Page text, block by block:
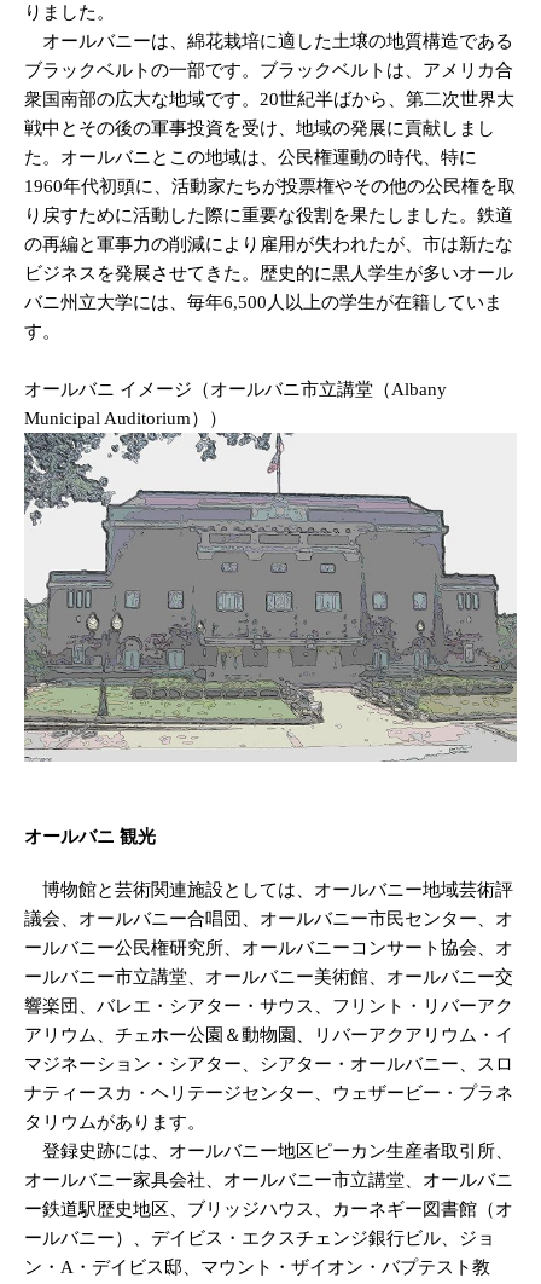
りました。
オールバニーは、綿花栽培に適した土壌の地質構造である
ブラックベルトの一部です。ブラックベルトは、アメリカ合
衆国南部の広大な地域です。20世紀半ばから、第二次世界大
戦中とその後の軍事投資を受け、地域の発展に貢献しまし
た。オールバニとこの地域は、公民権運動の時代、特に
1960年代初頭に、活動家たちが投票権やその他の公民権を取
り戻すために活動した際に重要な役割を果たしました。鉄道
の再編と軍事力の削減により雇用が失われたが、市は新たな
ビジネスを発展させてきた。歴史的に黒人学生が多いオール
バニ州立大学には、毎年6,500人以上の学生が在籍していま
す。
オールバニ イメージ（オールバニ市立講堂（Albany
Municipal Auditorium））
オールバニ 観光
博物館と芸術関連施設としては、オールバニー地域芸術評
議会、オールバニー合唱団、オールバニー市民センター、オ
ールバニー公民権研究所、オールバニーコンサート協会、オ
ールバニー市立講堂、オールバニー美術館、オールバニー交
響楽団、バレエ・シアター・サウス、フリント・リバーアク
アリウム、チェホー公園＆動物園、リバーアクアリウム・イ
マジネーション・シアター、シアター・オールバニー、スロ
ナティースカ・ヘリテージセンター、ウェザービー・プラネ
タリウムがあります。
登録史跡には、オールバニー地区ピーカン生産者取引所、
オールバニー家具会社、オールバニー市立講堂、オールバニ
ー鉄道駅歴史地区、ブリッジハウス、カーネギー図書館（オ
ールバニー）、デイビス・エクスチェンジ銀行ビル、ジョ
ン・A・デイビス邸、マウント・ザイオン・バプテスト教